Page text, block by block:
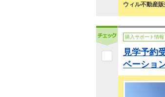
ウィル不動産
購入サポート情報
見学予約
ベーショ